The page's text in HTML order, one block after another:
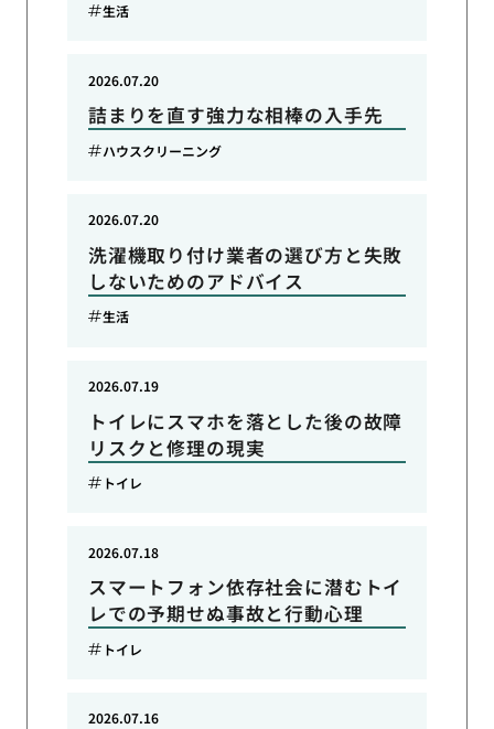
生活
詰まりを直す強力な相棒の入手先
2026.07.20
ハウスクリーニング
洗濯機取り付け業者の選び方と失敗
しないためのアドバイス
2026.07.20
生活
トイレにスマホを落とした後の故障
リスクと修理の現実
2026.07.19
トイレ
スマートフォン依存社会に潜むトイ
レでの予期せぬ事故と行動心理
2026.07.18
トイレ
2026.07.16